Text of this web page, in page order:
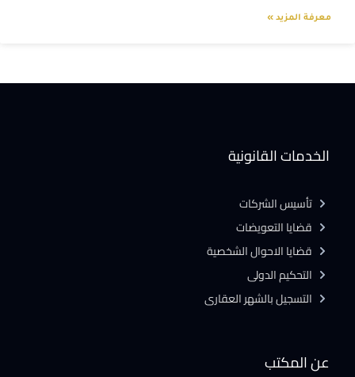
معرفة المزيد »
عن المكتب
الخدمات القانونية
تأسيس الشركات
قضايا التعويضات
قضايا الاحوال الشخصية
التحكيم الدولى
التسجيل بالشهر العقارى